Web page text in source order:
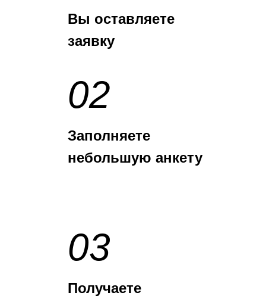
02
03
Вы оставляете
заявку
Заполняете
небольшую анкету
Получаете